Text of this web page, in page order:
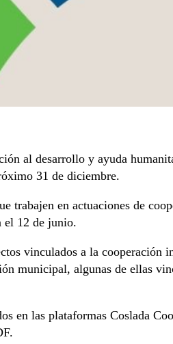
al desarrollo y ayuda
31 de diciembre.
trabajen en actuaciones de
el 12 de junio.
vinculados a la cooperación
municipal, algunas de ellas
en las plataformas Coslada